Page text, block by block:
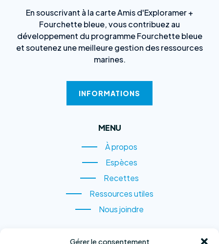
Gérer le consentement
En souscrivant à la carte Amis d'Exploramer +
Fourchette bleue, vous contribuez au
développement du programme Fourchette bleue
et soutenez une meilleure gestion des ressources
marines.
INFORMATIONS
MENU
À propos
À propos
Espèces
Espèces
Recettes
Recettes
Ressources utiles
Ressources utiles
Nous joindre
CONTACTEZ-NOUS